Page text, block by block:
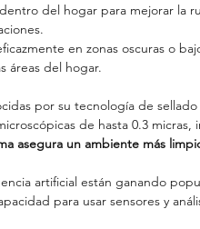
del hogar para mejorar la
en zonas oscuras o
áreas del hogar.
por su tecnología de
de hasta 0.3
asegura un ambiente más
artificial están ganando
para usar sensores y